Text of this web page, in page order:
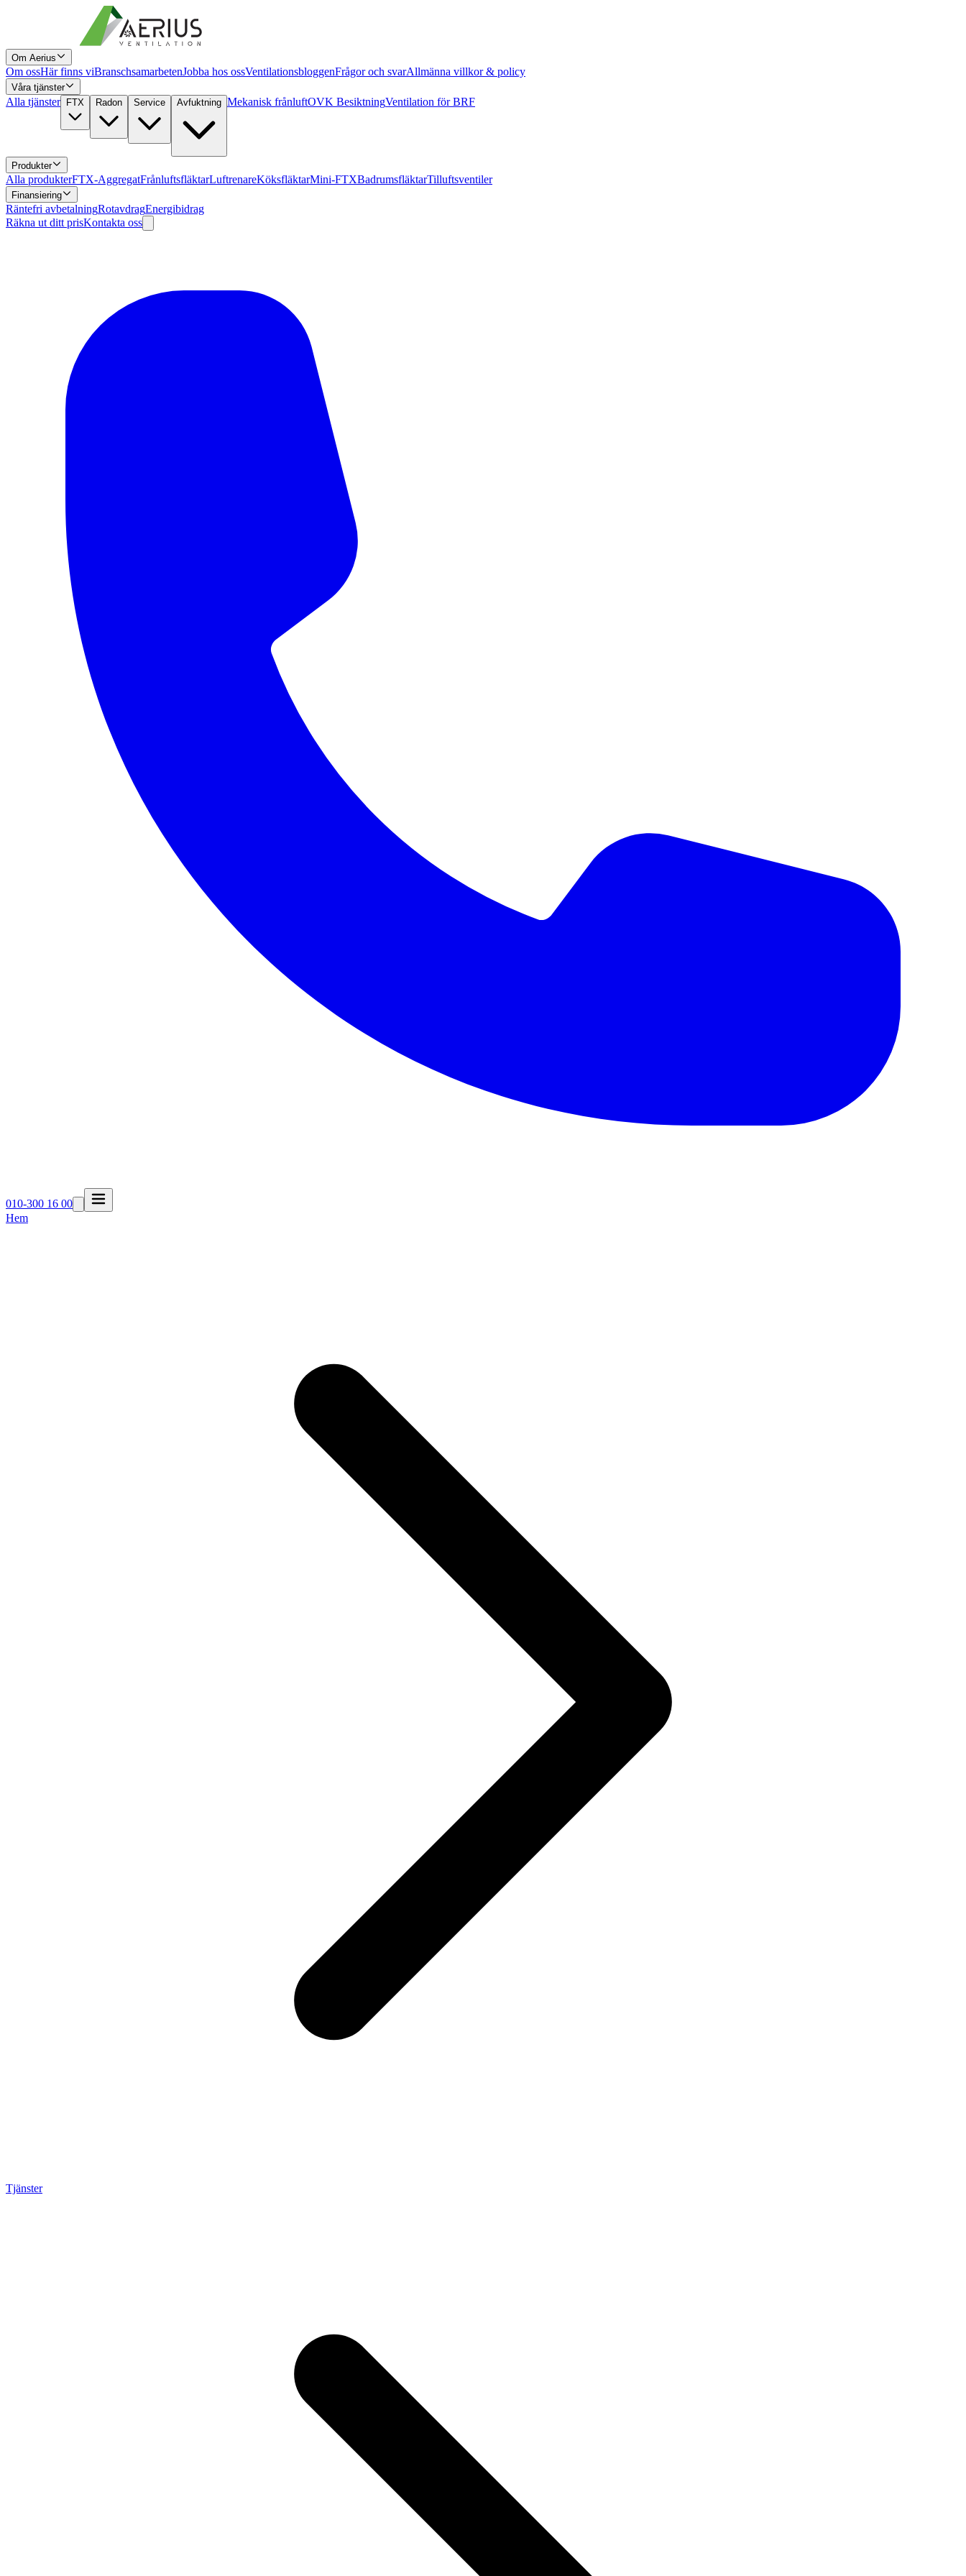
Om Aerius
Om ossHär finns viBranschsamarbetenJobba hos ossVentilationsbloggenFrågor och svarAllmänna villkor & policy
Våra tjänster
Alla tjänster FTX Radon Service Avfuktning Mekanisk frånluftOVK BesiktningVentilation för BRF
Produkter
Alla produkterFTX-AggregatFrånluftsfläktarLuftrenareKöksfläktarMini-FTXBadrumsfläktarTilluftsventiler
Finansiering
Räntefri avbetalningRotavdragEnergibidrag
Räkna ut ditt prisKontakta oss
010-300 16 00
Hem
Tjänster